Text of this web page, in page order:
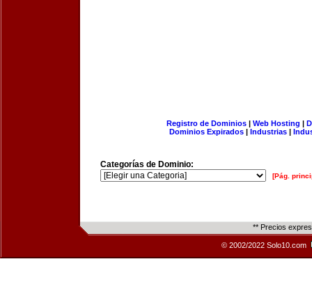
Registro de Dominios| Web Hosting |
Dominios Expirados | Industrias |
Categorías de Dominio:
[Pág.
** Precios
© 2002/2022 Solo10.com